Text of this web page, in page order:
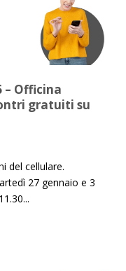
– Officina
gratuiti su
del cellulare.
27 gennaio e 3